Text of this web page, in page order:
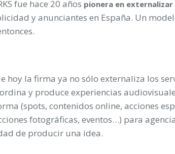
fue hace 20 años pionera en
y anunciantes en España. Un
hoy la firma ya no sólo externaliza los
y produce experiencias
(spots, contenidos online, acciones
fotográficas, eventos…) para
de producir una idea.